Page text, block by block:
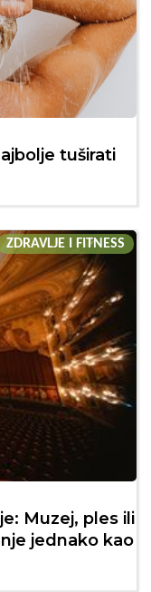
tuširati
ZDRAVLJE I FITNESS
Muzej, ples ili
jednako kao